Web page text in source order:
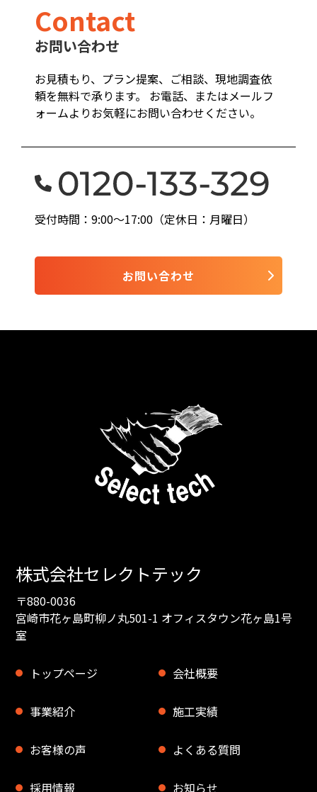
Contact
お問い合わせ
お見積もり、プラン提案、ご相談、現地調査依
頼を無料で承ります。 お電話、またはメールフ
ォームよりお気軽にお問い合わせください。
受付時間：9:00〜17:00（定休日：月曜日）
お問い合わせ
株式会社セレクトテック
〒880-0036
宮崎市花ヶ島町柳ノ丸501-1 オフィスタウン花ヶ島1号
室
トップページ 会社概要
事業紹介 施工実績
お客様の声 よくある質問
採用情報 お知らせ